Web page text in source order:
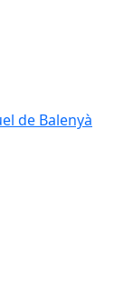
de Balenyà